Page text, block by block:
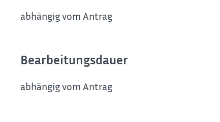
abhängig vom Antrag
Bearbeitungsdauer
abhängig vom Antrag